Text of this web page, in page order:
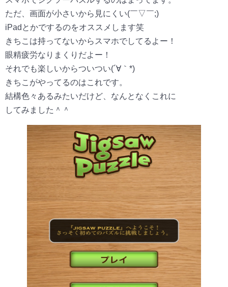
ただ、画面が小さいから見にくい(￣▽￣;)
iPadとかでするのをオススメします笑
きちこは持ってないからスマホでしてるよー！
眼精疲労なりまくりだよー！
それでも楽しいからついつい(´∀｀*)
きちこがやってるのはこれです。
結構色々あるみたいだけど、なんとなくこれに
してみました＾＾